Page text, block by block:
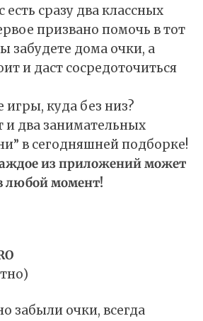
есть сразу два классных
призвано помочь в тот
забудете дома очки, а
и даст сосредоточиться
куда без низ?
и два занимательных
в сегодняшней подборке!
из приложений может
любой момент!
забыли очки, всегда